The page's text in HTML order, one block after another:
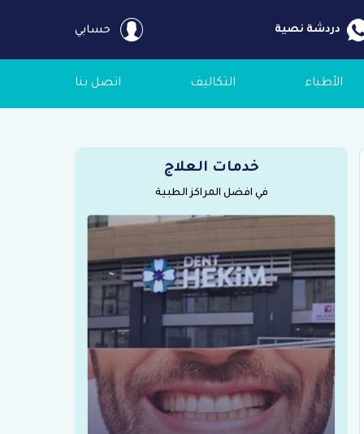
دردشة نصية حسابي
الأطباء التكاليف اتصل بنا
خدمات العلاج
في افضل المراكز الطبية